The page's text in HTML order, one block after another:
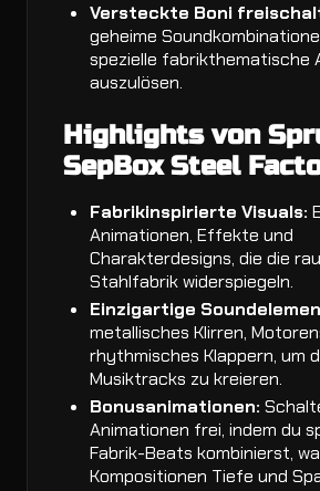
Versteckte Boni
geheime
spezielle fabrikthematische
auszulösen.
Highlights von
SepBox Steel
Fabrikinspirierte Visuals:
Animationen, Effekte und
Charakterdesigns, die die
Stahlfabrik widerspiegeln.
Einzigartige
metallisches Klirren,
rhythmisches Klappern, um
Musiktracks zu kreieren.
Bonusanimationen:
Animationen frei, indem du
Fabrik-Beats kombinierst,
Kompositionen Tiefe und